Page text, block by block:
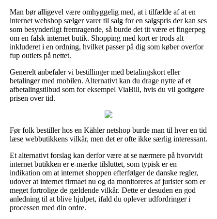
Man bør alligevel være omhyggelig med, at i tilfælde af at en
internet webshop sælger varer til salg for en salgspris der kan ses
som besynderligt fremragende, så burde det tit være et fingerpeg
om en falsk internet butik. Shopping med kort er trods alt
inkluderet i en ordning, hvilket passer på dig som køber overfor
fup outlets på nettet.
Generelt anbefaler vi bestillinger med betalingskort eller
betalinger med mobilen. Alternativt kan du drage nytte af et
afbetalingstilbud som for eksempel ViaBill, hvis du vil godtgøre
prisen over tid.
Før folk bestiller hos en Kähler netshop burde man til hver en tid
læse webbutikkens vilkår, men det er ofte ikke særlig interessant.
Et alternativt forslag kan derfor være at se nærmere på hvorvidt
internet butikken er e-mærke tilsluttet, som typisk er en
indikation om at internet shoppen efterfølger de danske regler,
udover at internet firmaet nu og da monitoreres af jurister som er
meget fortrolige de gældende vilkår. Dette er desuden en god
anledning til at blive hjulpet, ifald du oplever udfordringer i
processen med din ordre.